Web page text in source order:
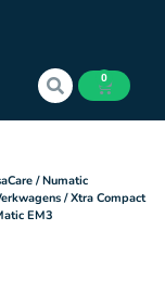
0
/Numatic
/Xtra Compact
EM3